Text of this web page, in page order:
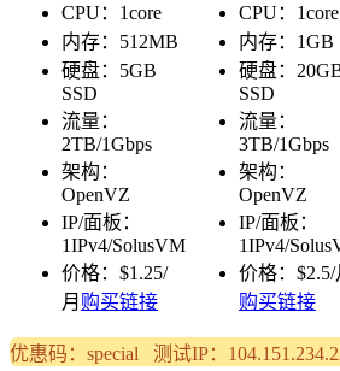
CPU：1core
内存：512MB
硬盘：5GB
SSD
流量：
2TB/1Gbps
架构：
OpenVZ
IP/面板：
1IPv4/SolusVM
价格：$1.25/
月 购买链接
CPU：1core
内存：1GB
硬盘：
SSD
流量：
3TB/1Gbps
架构：
OpenVZ
IP/面板：
1IPv4/
价格：$2.5/
购买链接
优惠码：special 测试IP：